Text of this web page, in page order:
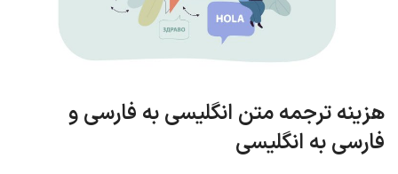
هزینه ترجمه متن انگلیسی به فارسی و
فارسی به انگلیسی